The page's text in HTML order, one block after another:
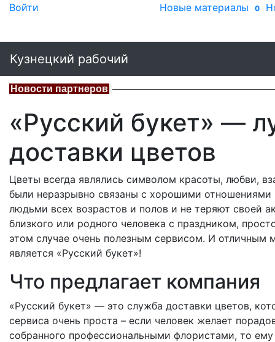
Войти Новые материалы 0
Кузнецкий рабочий
Новости партнеров
«Русский букет» —
доставки цветов
Цветы всегда являлись символом красоты, любви,
были неразрывно связаны с хорошими
людьми всех возрастов и полов и не теряют своей
близкого или родного человека с праздником,
этом случае очень полезным сервисом. И отличным
является «Русский букет»!
Что предлагает компания
«Русский букет» — это служба доставки цветов,
сервиса очень проста – если человек желает
собранного профессиональными флористами, то